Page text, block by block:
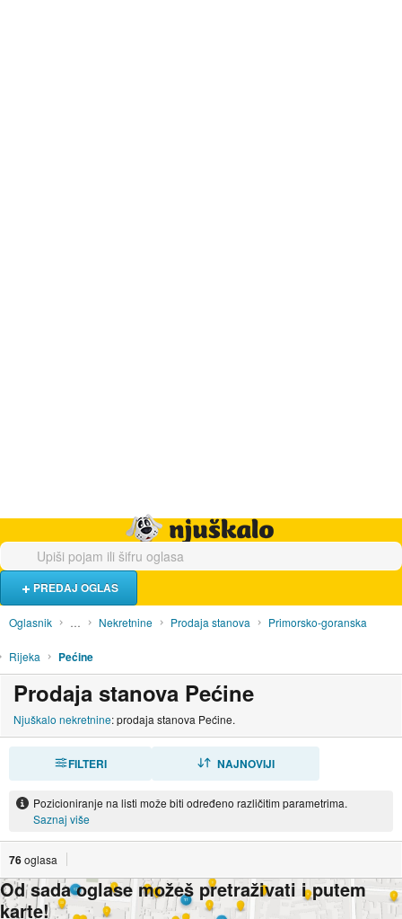
PREDAJ OGLAS
Oglasnik … Nekretnine Prodaja stanova Primorsko-goranska
Rijeka Pećine
Prodaja stanova Pećine
Njuškalo nekretnine: prodaja stanova Pećine.
FILTERI NAJNOVIJI
Pozicioniranje na listi može biti određeno različitim parametrima.
Saznaj više
76oglasa
Od sada oglase možeš pretraživati i putem
karte!